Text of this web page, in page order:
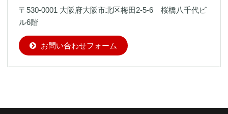
〒530-0001 大阪府大阪市北区梅田2-5-6 桜橋八千代ビ
ル6階
お問い合わせフォーム